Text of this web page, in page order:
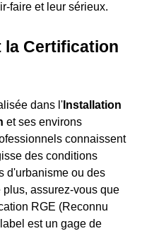
faire et leur sérieux.
la Certification
dans l' Installation
et ses environs
connaissent
des conditions
d'urbanisme ou des
assurez-vous que
RGE (Reconnu
est un gage de